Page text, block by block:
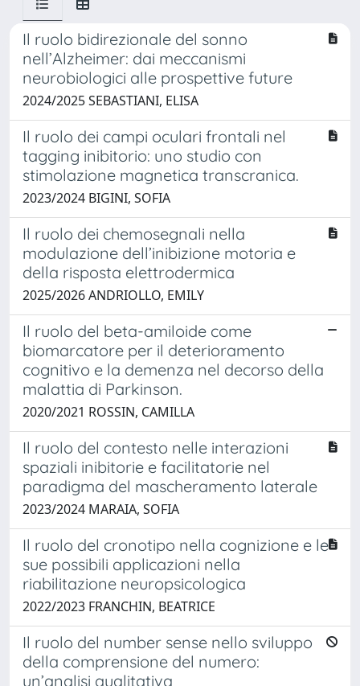
Il ruolo bidirezionale del sonno
nell’Alzheimer: dai meccanismi
neurobiologici alle prospettive future
2024/2025 SEBASTIANI, ELISA
Il ruolo dei campi oculari frontali nel
tagging inibitorio: uno studio con
stimolazione magnetica transcranica.
2023/2024 BIGINI, SOFIA
Il ruolo dei chemosegnali nella
modulazione dell’inibizione motoria e
della risposta elettrodermica
2025/2026 ANDRIOLLO, EMILY
Il ruolo del beta-amiloide come
biomarcatore per il deterioramento
cognitivo e la demenza nel decorso della
malattia di Parkinson.
2020/2021 ROSSIN, CAMILLA
Il ruolo del contesto nelle interazioni
spaziali inibitorie e facilitatorie nel
paradigma del mascheramento laterale
2023/2024 MARAIA, SOFIA
Il ruolo del cronotipo nella cognizione e le
sue possibili applicazioni nella
riabilitazione neuropsicologica
2022/2023 FRANCHIN, BEATRICE
Il ruolo del number sense nello sviluppo
della comprensione del numero:
un’analisi qualitativa